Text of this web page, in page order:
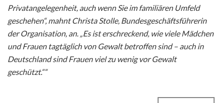
Privatangelegenheit, auch wenn Sie im familiären Umfeld
geschehen“, mahnt Christa Stolle, Bundesgeschäftsführerin
der Organisation, an. „Es ist erschreckend, wie viele Mädchen
und Frauen tagtäglich von Gewalt betroffen sind – auch in
Deutschland sind Frauen viel zu wenig vor Gewalt
geschützt.““